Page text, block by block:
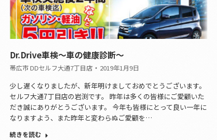
Dr.Drive車検～車の健康診断～
帯広市 DDセルフ大通7丁目店 2019年1月9日
少し遅くなりましたが、新年明けましておめでとうございます。
セルフ大通7丁目店の岩渕です。 昨年は多くの皆様にご愛顧いた
だき誠にありがとうございます。 今年も皆様にとって良い一年に
なりますよう、また昨年と変わらぬご愛顧を…
続きを読む